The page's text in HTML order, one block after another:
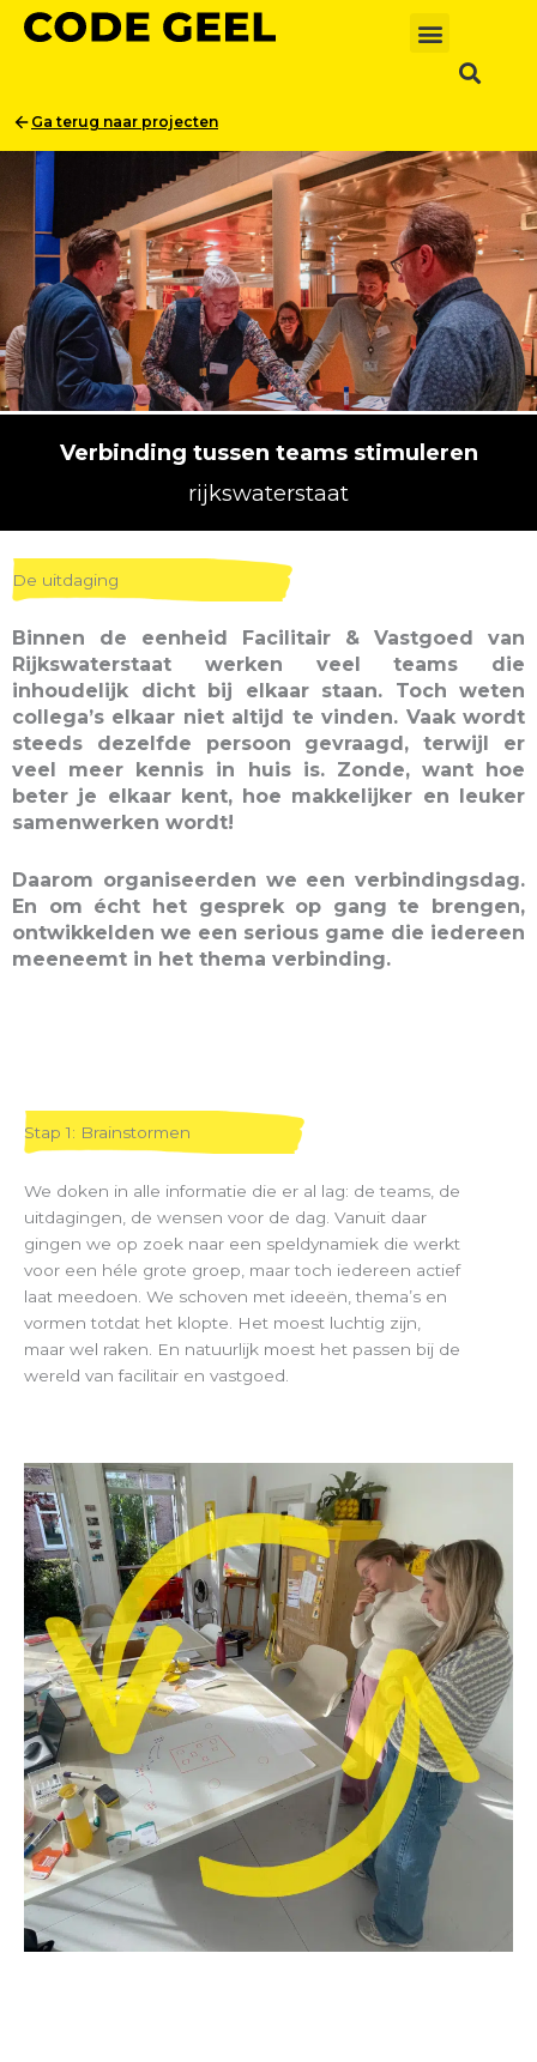
naar
Ga terug naar projecten
Verbinding tussen teams stimuleren
rijkswaterstaat
De uitdaging
Binnen de eenheid Facilitair & Vastgoed van
Rijkswaterstaat werken veel teams die
inhoudelijk dicht bij elkaar staan. Toch weten
collega’s elkaar niet altijd te vinden. Vaak wordt
steeds dezelfde persoon gevraagd, terwijl er
veel meer kennis in huis is. Zonde, want hoe
beter je elkaar kent, hoe makkelijker en leuker
samenwerken wordt!
Daarom organiseerden we een verbindingsdag.
En om écht het gesprek op gang te brengen,
ontwikkelden we een serious game die iedereen
meeneemt in het thema verbinding.
Stap 1: Brainstormen
We doken in alle informatie die er al lag: de teams, de
uitdagingen, de wensen voor de dag. Vanuit daar
gingen we op zoek naar een speldynamiek die werkt
voor een héle grote groep, maar toch iedereen actief
laat meedoen. We schoven met ideeën, thema’s en
vormen totdat het klopte. Het moest luchtig zijn,
maar wel raken. En natuurlijk moest het passen bij de
wereld van facilitair en vastgoed.